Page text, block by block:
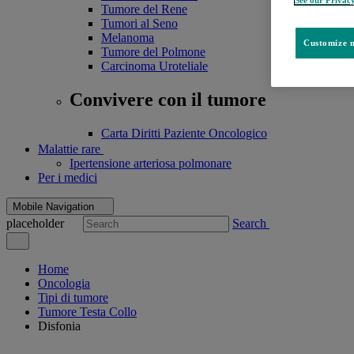
Tumore del Rene
Tumori al Seno
Melanoma
Tumore del Polmone
Carcinoma Uroteliale
Convivere con il tumore
Carta Diritti Paziente Oncologico
Malattie rare
Ipertensione arteriosa polmonare
Per i medici
Mobile Navigation
placeholder Search
Home
Oncologia
Tipi di tumore
Tumore Testa Collo
Disfonia
Customize